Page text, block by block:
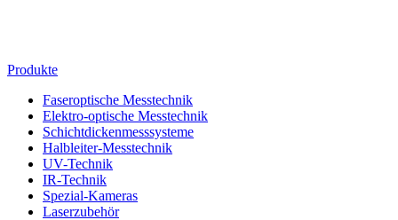
Produkte
Faseroptische Messtechnik
Elektro-optische Messtechnik
Schichtdickenmesssysteme
Halbleiter-Messtechnik
UV-Technik
IR-Technik
Spezial-Kameras
Laserzubehör